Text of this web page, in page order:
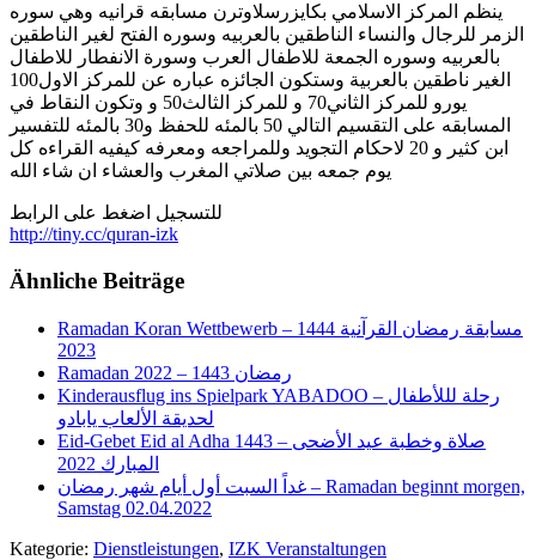
ينظم المركز الاسلامي بكايزرسلاوترن مسابقه قرانيه وهي سوره
الزمر للرجال والنساء الناطقين بالعربيه وسوره الفتح لغير الناطقين
بالعربيه وسوره الجمعة للاطفال العرب وسورة الانفطار للاطفال
الغير ناطقين بالعربية وستكون الجائزه عباره عن للمركز الاول100
يورو للمركز الثاني70 و للمركز الثالث50 و وتكون النقاط في
المسابقه على التقسيم التالي 50 بالمئه للحفظ و30 بالمئه للتفسير
ابن كثير و 20 لاحكام التجويد وللمراجعه ومعرفه كيفيه القراءه كل
يوم جمعه بين صلاتي المغرب والعشاء ان شاء الله
للتسجيل اضغط على الرابط
http://tiny.cc/quran-izk
Ähnliche Beiträge
Ramadan Koran Wettbewerb مسابقة رمضان القرآنية 1444 –
2023
Ramadan رمضان 1443 – 2022
Kinderausflug ins Spielpark YABADOO – رحلة لللأطفال
لحديقة الألعاب يابادو
Eid-Gebet Eid al Adha 1443 – صلاة وخطبة عيد الأضحى
المبارك 2022
غداً السبت أول أيام شهر رمضان – Ramadan beginnt morgen,
Samstag 02.04.2022
Kategorie: Dienstleistungen, IZK Veranstaltungen